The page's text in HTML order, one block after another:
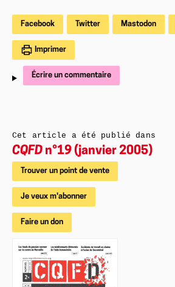
Facebook Twitter Mastodon
Imprimer
Écrire un commentaire
Cet article a été publié dans
CQFD n°19 (janvier 2005)
Trouver un point de vente
Je veux m'abonner
Faire un don